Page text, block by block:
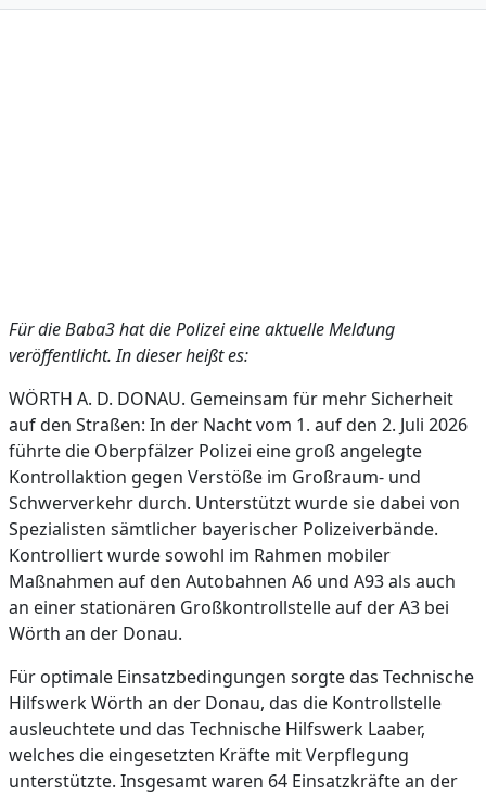
Für die Baba3 hat die Polizei eine aktuelle Meldung
veröffentlicht. In dieser heißt es:
WÖRTH A. D. DONAU. Gemeinsam für mehr Sicherheit
auf den Straßen: In der Nacht vom 1. auf den 2. Juli 2026
führte die Oberpfälzer Polizei eine groß angelegte
Kontrollaktion gegen Verstöße im Großraum- und
Schwerverkehr durch. Unterstützt wurde sie dabei von
Spezialisten sämtlicher bayerischer Polizeiverbände.
Kontrolliert wurde sowohl im Rahmen mobiler
Maßnahmen auf den Autobahnen A6 und A93 als auch
an einer stationären Großkontrollstelle auf der A3 bei
Wörth an der Donau.
Für optimale Einsatzbedingungen sorgte das Technische
Hilfswerk Wörth an der Donau, das die Kontrollstelle
ausleuchtete und das Technische Hilfswerk Laaber,
welches die eingesetzten Kräfte mit Verpflegung
unterstützte. Insgesamt waren 64 Einsatzkräfte an der